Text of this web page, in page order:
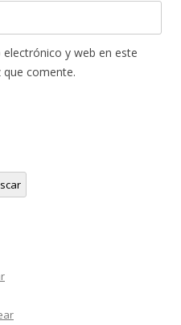
y web en este
comente.